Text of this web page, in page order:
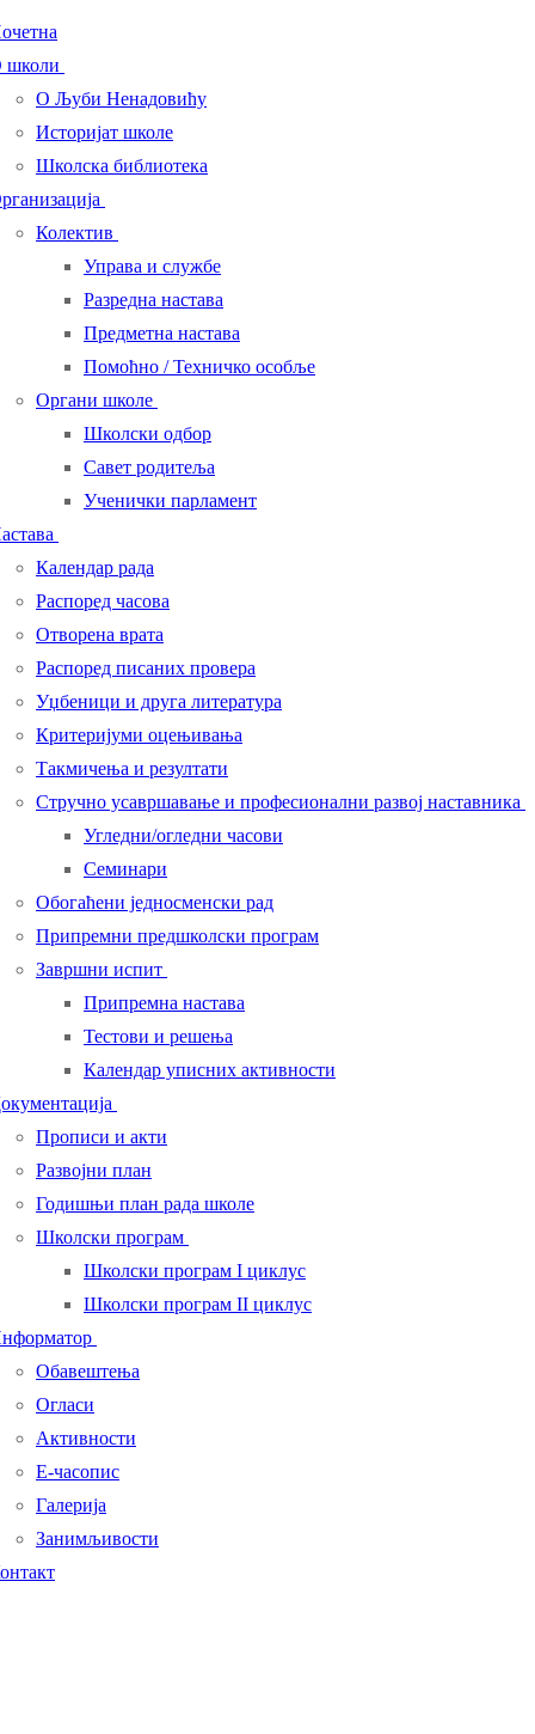
школи
О Љуби Ненадовићу
Историјат школе
Школска библиотека
Колектив
Управа и службе
Разредна настава
Предметна настава
Помоћно / Техничко особље
Органи школе
Школски одбор
Савет родитеља
Ученички парламент
Календар рада
Распоред часова
Отворена врата
Распоред писаних провера
Уџбеници и друга литература
Критеријуми оцењивања
Такмичења и резултати
Стручно усавршавање и професионални развој наставника
Угледни/огледни часови
Семинари
Обогаћени једносменски рад
Припремни предшколски програм
Завршни испит
Припремна настава
Тестови и решења
Календар уписних активности
Прописи и акти
Развојни план
Годишњи план рада школе
Школски програм
Школски програм I циклус
Школски програм II циклус
Обавештења
Огласи
Активности
Е-часопис
Галерија
Занимљивости